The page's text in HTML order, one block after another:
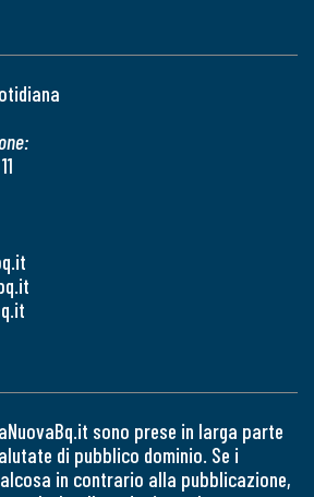
sono prese in larga parte
di pubblico dominio. Se i
in contrario alla pubblicazione,